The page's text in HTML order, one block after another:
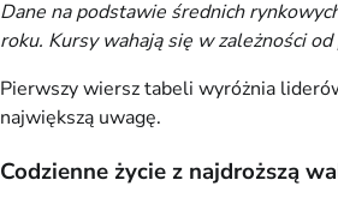
Dane na podstawie średnich
roku. Kursy wahają się w zależności
Pierwszy wiersz tabeli wyróżnia
największą uwagę.
Codzienne życie z najdroższą